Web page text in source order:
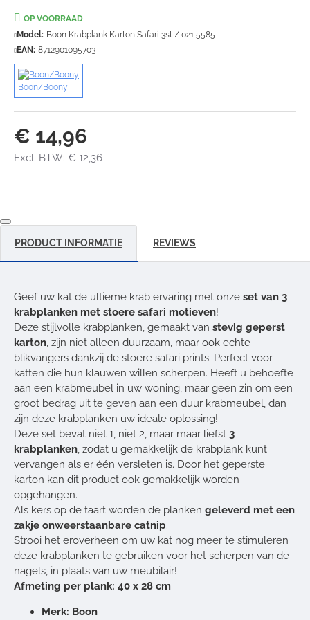
€ 14,96
Excl. BTW: € 12,36
OP VOORRAAD
Model: Boon Krabplank Karton Safari 3st / 021 5585
EAN: 8712901095703
Boon/Boony
PRODUCT INFORMATIE REVIEWS
Geef uw kat de ultieme krab ervaring met onze set van 3
krabplanken met stoere safari motieven!
Deze stijlvolle krabplanken, gemaakt van stevig geperst
karton , zijn niet alleen duurzaam, maar ook echte
blikvangers dankzij de stoere safari prints. Perfect voor
katten die hun klauwen willen scherpen. Heeft u behoefte
aan een krabmeubel in uw woning, maar geen zin om een
groot bedrag uit te geven aan een duur krabmeubel, dan
zijn deze krabplanken uw ideale oplossing!
Deze set bevat niet 1, niet 2, maar maar liefst 3
krabplanken , zodat u gemakkelijk de krabplank kunt
vervangen als er één versleten is. Door het geperste
karton kan dit product ook gemakkelijk worden
opgehangen.
Als kers op de taart worden de planken geleverd met een
zakje onweerstaanbare catnip.
Strooi het eroverheen om uw kat nog meer te stimuleren
deze krabplanken te gebruiken voor het scherpen van de
nagels, in plaats van uw meubilair!
Afmeting per plank: 40 x 28 cm
Merk: Boon